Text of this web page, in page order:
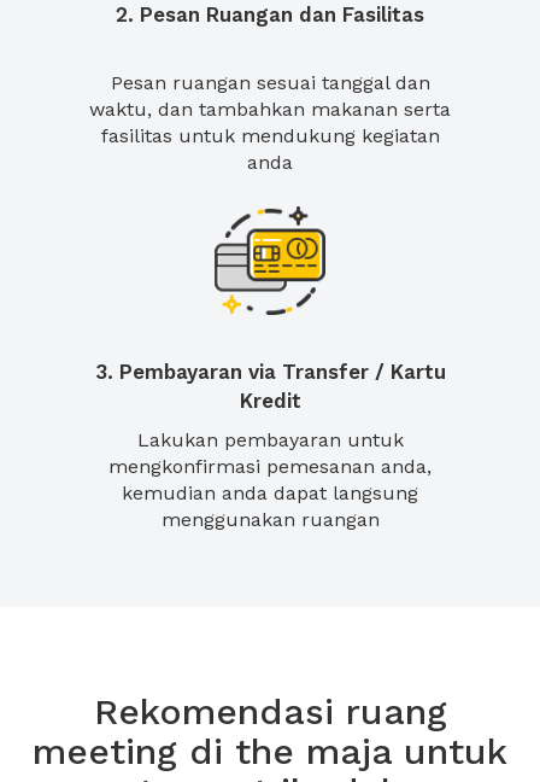
2. Pesan Ruangan dan Fasilitas
Pesan ruangan sesuai tanggal dan
waktu, dan tambahkan makanan serta
fasilitas untuk mendukung kegiatan
anda
3. Pembayaran via Transfer / Kartu
Kredit
Lakukan pembayaran untuk
mengkonfirmasi pemesanan anda,
kemudian anda dapat langsung
menggunakan ruangan
Rekomendasi ruang
meeting di the maja untuk